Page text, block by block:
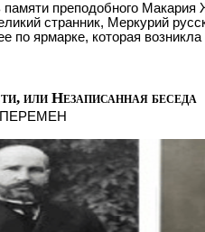
памяти преподобного Макария
странник, Меркурий
по ярмарке, которая
или Незаписанная беседа